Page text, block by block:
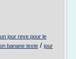
un jour reve pour le
banane texte / jour